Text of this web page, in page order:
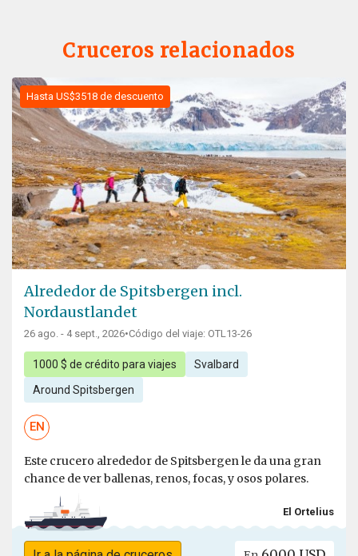
Cruceros relacionados
Hasta US$3518 de descuento
Alrededor de Spitsbergen incl.
Nordaustlandet
26 ago. - 4 sept., 2026•Código del viaje: OTL13-26
1000 $ de crédito para viajes Svalbard
Around Spitsbergen
EN
Este crucero alrededor de Spitsbergen le da una gran
chance de ver ballenas, renos, focas, y osos polares.
El Ortelius